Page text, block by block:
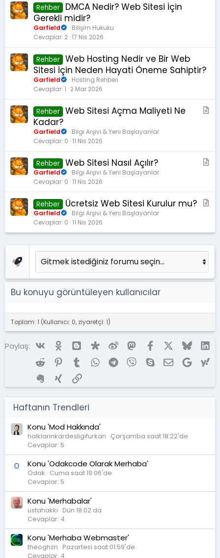
Rehber
DMCA Nedir? Web Sitesi İçin
Gerekli midir?
Garfield
Bilişim Hukuku
Cevaplar 2 17 Nis 2026
Rehber Web Hosting Nedir ve Bir Web
Sitesi İçin Neden Hayati Öneme Sahiptir?
Garfield
Hosting Rehberi
Cevaplar 1 2 Mar 2026
l
Rehber Web Sitesi Açma Maliyeti Ne
Kadar?
Garfield
Bilgi Arşivi & Yeni Başlayanlar
Cevaplar 0 11 Nis 2026
a
Rehber Web Sitesi Nasıl Açılır?
Garfield
Bilgi Arşivi & Yeni Başlayanlar
Cevaplar 0 11 Nis 2026
a
l
Rehber Ücretsiz Web Sitesi Kurulur mu?
Garfield
Bilgi Arşivi & Yeni Başlayanlar
Cevaplar 0 11 Nis 2026
Bu konuyu görüntüleyen kullanıcılar
Toplam: 1 (Kullanıcı: 0, ziyaretçi: 1)
Paylaş: Vk BloggerDiaspora
Weibo MastodonFacebookX (Twitter)
Bluesky
Reddit Pinterest
TumblrWhatsAppTelegram
ViberSkypeE-postaGoogle
Evernote
Xing Link
Haftanın Trendleri
Konu 'Mod Hakkında'
halklarinkardesligifurkan Çarşamba saat 18:22'de
Cevaplar: 5
Konu 'Odakcode Olarak Merhaba'
Odak Cuma saat 19:06'de
Cevaplar: 5
Konu 'Merhabalar'
ustahakkı Dün 18:02 da
Cevaplar: 4
Konu 'Merhaba Webmaster'
theoghzn Pazartesi saat 01:59'de
Cevaplar: 4